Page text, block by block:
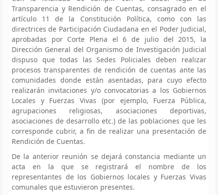
Transparencia y Rendición de Cuentas, consagrado en el
artículo 11 de la Constitución Política, como con las
directrices de Participación Ciudadana en el Poder Judicial,
aprobadas por Corte Plena el 6 de julio del 2015, la
Dirección General del Organismo de Investigación Judicial
dispuso que todas las Sedes Policiales deben realizar
procesos transparentes de rendición de cuentas ante las
comunidades donde están asentadas, para cuyo efecto
realizarán invitaciones y/o convocatorias a los Gobiernos
Locales y Fuerzas Vivas (por ejemplo, Fuerza Pública,
agrupaciones religiosas, asociaciones deportivas,
asociaciones de desarrollo etc.) de las poblaciones que les
corresponde cubrir, a fin de realizar una presentación de
Rendición de Cuentas.
De la anterior reunión se dejará constancia mediante un
acta en la que se registrará el nombre de los
representantes de los Gobiernos locales y Fuerzas Vivas
comunales que estuvieron presentes.